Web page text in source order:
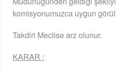
komisyonumuzca uygun
Takdiri Meclise arz olunur.
KARAR :